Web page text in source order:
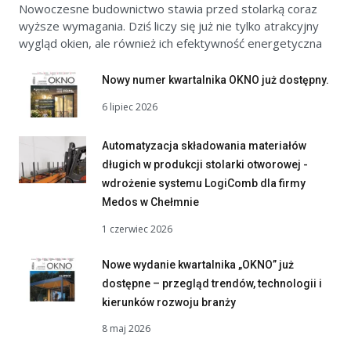
Nowoczesne budownictwo stawia przed stolarką coraz
wyższe wymagania. Dziś liczy się już nie tylko atrakcyjny
wygląd okien, ale również ich efektywność energetyczna
Nowy numer kwartalnika OKNO już dostępny.
6 lipiec 2026
Automatyzacja składowania materiałów
długich w produkcji stolarki otworowej -
wdrożenie systemu LogiComb dla firmy
Medos w Chełmnie
1 czerwiec 2026
Nowe wydanie kwartalnika „OKNO” już
dostępne – przegląd trendów, technologii i
kierunków rozwoju branży
8 maj 2026